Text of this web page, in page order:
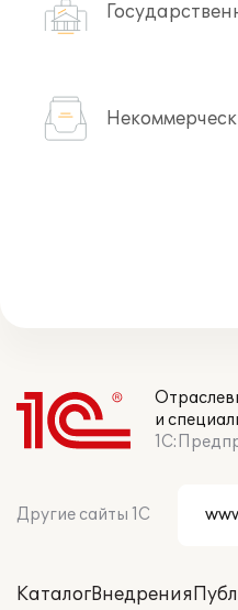
и
Другие сайты 1С
КаталогВнедрения